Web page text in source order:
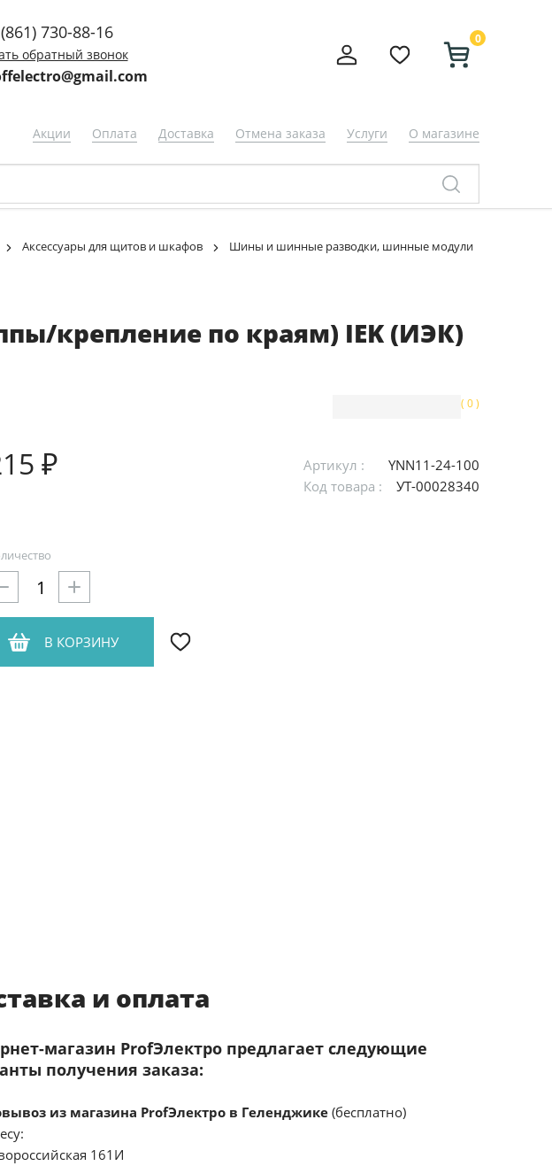
730-88-16
обратный звонок
0
Акции Оплата Доставка Отмена заказа Услуги О магазине
Аксессуары для щитов и шкафов
Шины и шинные разводки, шинные модули
крепление по краям) IEK (ИЭК)
( 0 )
₽ Артикул :
YNN11-24-100
Код товара :
УТ-00028340
В КОРЗИНУ
и оплата
магазин ProfЭлектро предлагает следующие
получения заказа:
из магазина ProfЭлектро в Геленджике(бесплатно)
161И